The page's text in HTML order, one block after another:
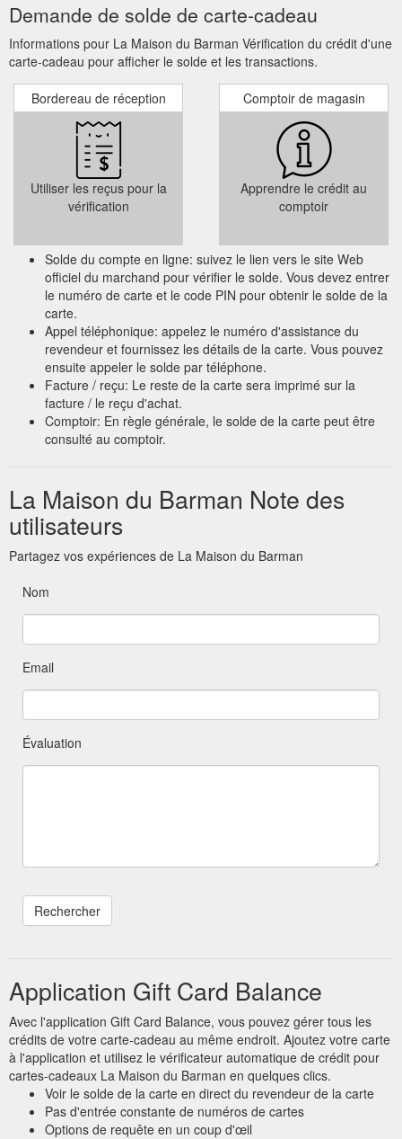
Demande de solde de carte-cadeau
Informations pour La Maison du Barman Vérification du crédit d'une
carte-cadeau pour afficher le solde et les transactions.
Bordereau de réception
Utiliser les reçus pour la
vérification
Comptoir de magasin
Apprendre le crédit au
comptoir
Solde du compte en ligne: suivez le lien vers le site Web
officiel du marchand pour vérifier le solde. Vous devez entrer
le numéro de carte et le code PIN pour obtenir le solde de la
carte.
Appel téléphonique: appelez le numéro d'assistance du
revendeur et fournissez les détails de la carte. Vous pouvez
ensuite appeler le solde par téléphone.
Facture / reçu: Le reste de la carte sera imprimé sur la
facture / le reçu d'achat.
Comptoir: En règle générale, le solde de la carte peut être
consulté au comptoir.
La Maison du Barman Note des
utilisateurs
Partagez vos expériences de La Maison du Barman
Nom
Email
Évaluation
Application Gift Card Balance
Avec l'application Gift Card Balance, vous pouvez gérer tous les
crédits de votre carte-cadeau au même endroit. Ajoutez votre carte
à l'application et utilisez le vérificateur automatique de crédit pour
cartes-cadeaux La Maison du Barman en quelques clics.
Voir le solde de la carte en direct du revendeur de la carte
Pas d'entrée constante de numéros de cartes
Options de requête en un coup d'œil